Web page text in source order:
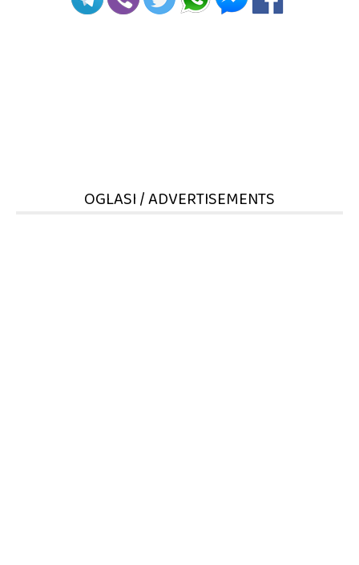
OGLASI / ADVERTISEMENTS